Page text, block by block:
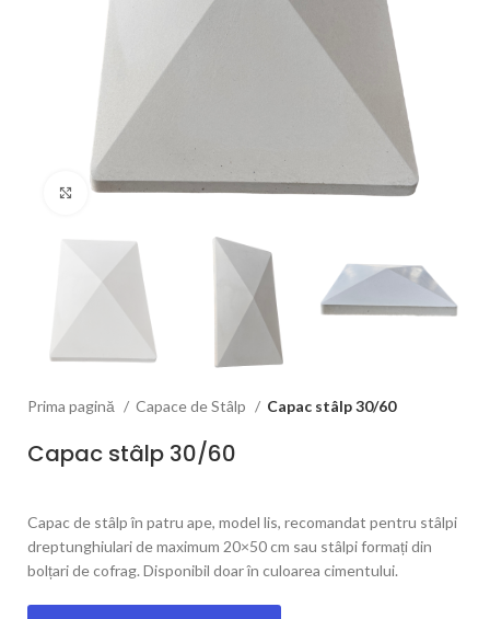
Click pentru a mări
Prima pagină Capace de Stâlp Capac stâlp 30/60
Capac stâlp 30/60
Capac de stâlp în patru ape, model lis, recomandat pentru stâlpi
dreptunghiulari de maximum 20×50 cm sau stâlpi formați din
bolțari de cofrag. Disponibil doar în culoarea cimentului.